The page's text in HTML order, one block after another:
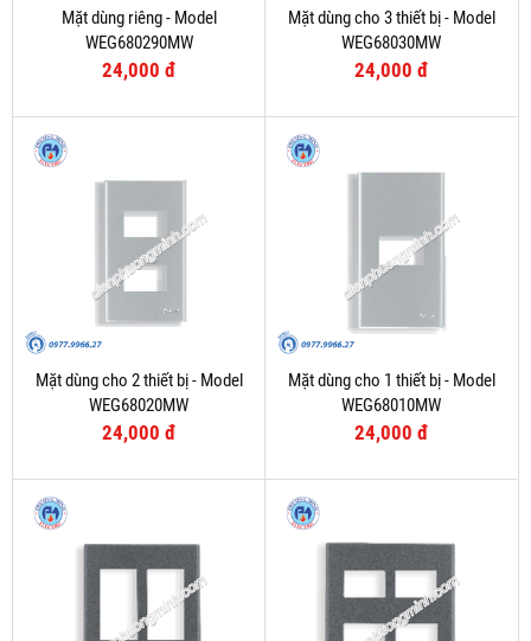
Mặt dùng riêng - Model
WEG680290MW
24,000 đ
Mặt dùng cho 3 thiết bị - Model
WEG68030MW
24,000 đ
Mặt dùng cho 2 thiết bị - Model
WEG68020MW
24,000 đ
Mặt dùng cho 1 thiết bị - Model
WEG68010MW
24,000 đ